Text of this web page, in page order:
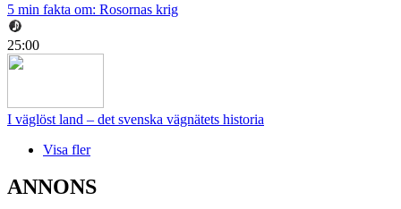
5 min fakta om: Rosornas krig
25:00
I väglöst land – det svenska vägnätets historia
Visa fler
ANNONS